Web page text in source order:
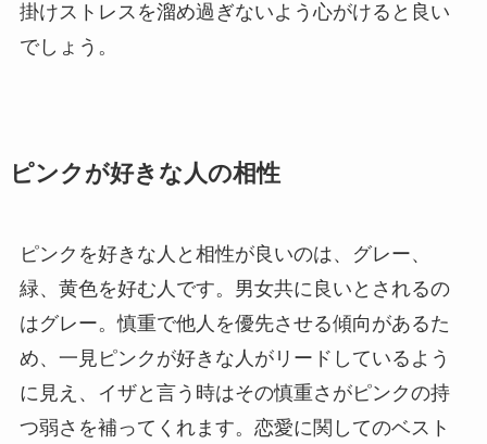
掛けストレスを溜め過ぎないよう心がけると良い
でしょう。
ピンクが好きな人の相性
ピンクを好きな人と相性が良いのは、グレー、
緑、黄色を好む人です。男女共に良いとされるの
はグレー。慎重で他人を優先させる傾向があるた
め、一見ピンクが好きな人がリードしているよう
に見え、イザと言う時はその慎重さがピンクの持
つ弱さを補ってくれます。恋愛に関してのベスト